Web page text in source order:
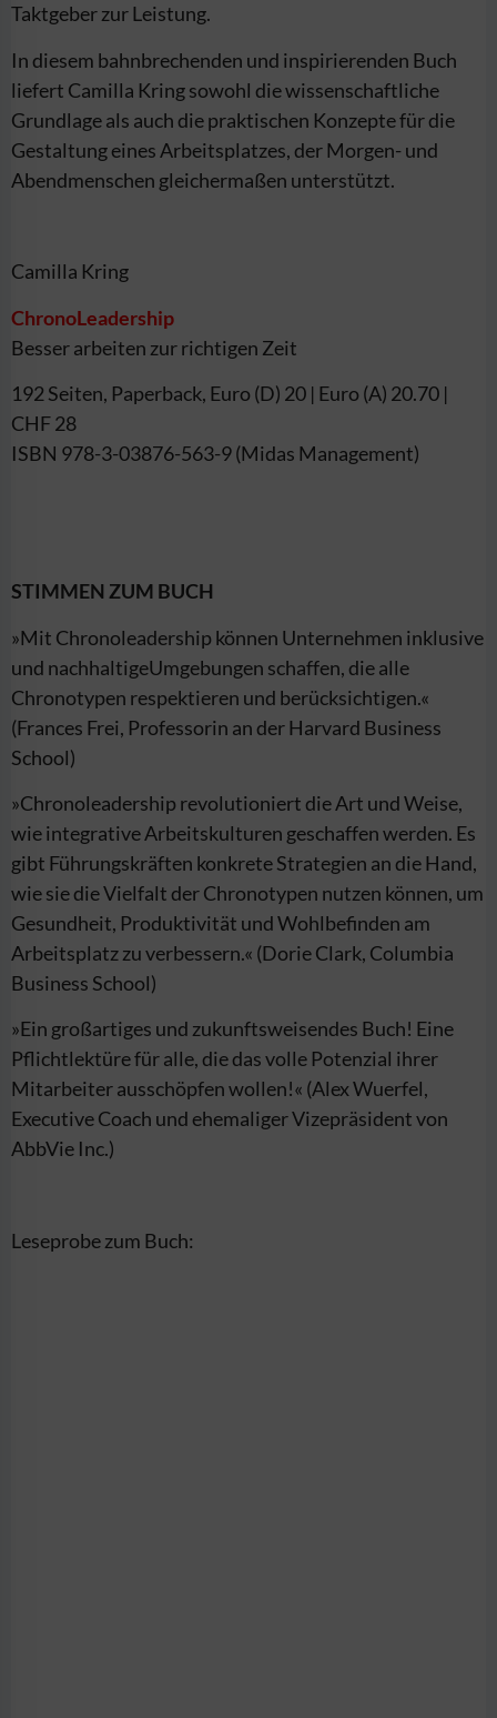
Taktgeber zur Leistung.
In diesem bahnbrechenden und inspirierenden Buch
liefert Camilla Kring sowohl die wissenschaftliche
Grundlage als auch die praktischen Konzepte für die
Gestaltung eines Arbeitsplatzes, der Morgen- und
Abendmenschen gleichermaßen unterstützt.
Camilla Kring
ChronoLeadership
Besser arbeiten zur richtigen Zeit
192 Seiten, Paperback, Euro (D) 20 | Euro (A) 20.70 |
CHF 28
ISBN 978-3-03876-563-9 (Midas Management)
STIMMEN ZUM BUCH
»Mit Chronoleadership können Unternehmen inklusive
und nachhaltigeUmgebungen schaffen, die alle
Chronotypen respektieren und berücksichtigen.«
(Frances Frei, Professorin an der Harvard Business
School)
»Chronoleadership revolutioniert die Art und Weise,
wie integrative Arbeitskulturen geschaffen werden. Es
gibt Führungskräften konkrete Strategien an die Hand,
wie sie die Vielfalt der Chronotypen nutzen können, um
Gesundheit, Produktivität und Wohlbefinden am
Arbeitsplatz zu verbessern.« (Dorie Clark, Columbia
Business School)
»Ein großartiges und zukunftsweisendes Buch! Eine
Pflichtlektüre für alle, die das volle Potenzial ihrer
Mitarbeiter ausschöpfen wollen!« (Alex Wuerfel,
Executive Coach und ehemaliger Vizepräsident von
AbbVie Inc.)
Leseprobe zum Buch: